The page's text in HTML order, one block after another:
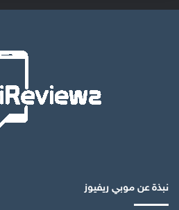
نبذة عن موبي ريفيوز